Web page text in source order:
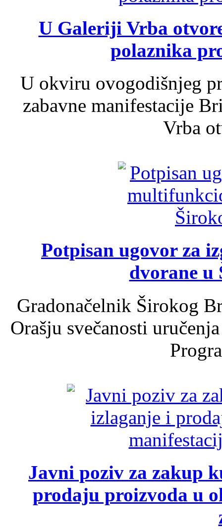
U Galeriji Vrba
polaznika
U okviru ovogodišnjeg
zabavne manifestacije
Vrba
Potpisan ugovor za
dvorane u
Gradonačelnik Širokog
Orašju svečanosti
Javni poziv za zakup
prodaju proizvoda u